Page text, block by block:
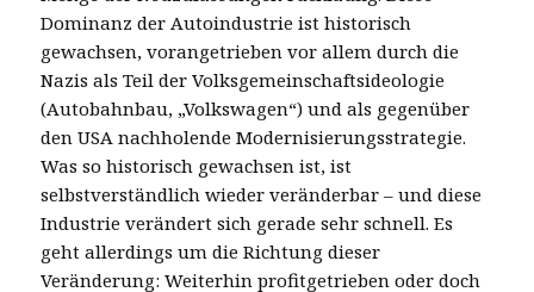
Dominanz der Autoindustrie ist historisch
gewachsen, vorangetrieben vor allem durch die
Nazis als Teil der Volksgemeinschaftsideologie
(Autobahnbau, „Volkswagen“) und als gegenüber
den USA nachholende Modernisierungsstrategie.
Was so historisch gewachsen ist, ist
selbstverständlich wieder veränderbar – und diese
Industrie verändert sich gerade sehr schnell. Es
geht allerdings um die Richtung dieser
Veränderung: Weiterhin profitgetrieben oder doch